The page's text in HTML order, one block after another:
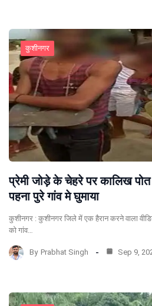
कुशीनगर
प्रेमी जोड़े के चेहरे पर कालिख
पहना पुरे गांव मे घुमाया
कुशीनगर : कुशीनगर जिले में एक हैरान करने वाला
को गांव…
By Prabhat Singh Sep 9,